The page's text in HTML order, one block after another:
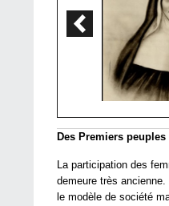
Page
Des Premiers
La participation des
demeure très
le modèle de société